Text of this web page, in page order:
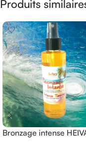
Produits
Bronzage intense